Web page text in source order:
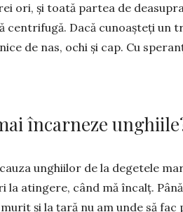
ori, și toată partea de
Dacă cunoașteți un
de nas, ochi și cap. Cu
încarneze
unghiilor de la degetele
a­tingere, când mă încalț.
și la țară nu am unde să fac